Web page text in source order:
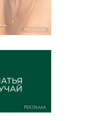
РЕКЛАМА
РЕКЛАМА